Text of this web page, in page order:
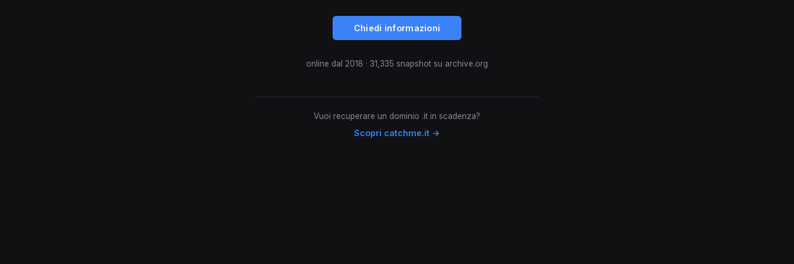
Chiedi informazioni
online dal 2018 · 31,335 snapshot su archive.org
Vuoi recuperare un dominio .it in scadenza?
Scopri catchme.it →